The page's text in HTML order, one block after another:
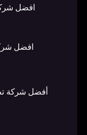
افضل
افضل
أفضل شركة